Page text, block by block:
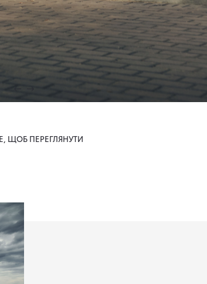
ЩОБ ПЕРЕГЛЯНУТИ